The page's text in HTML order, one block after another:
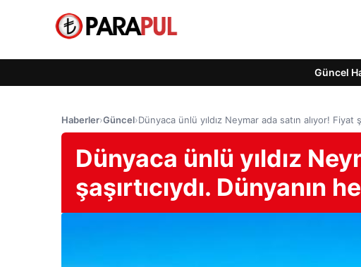
Güncel
Haberler›Güncel›Dünyaca ünlü yıldız Neymar ada satın alıyor! Fiyat
Dünyaca ünlü yıldız
şaşırtıcıydı. Dünyanın